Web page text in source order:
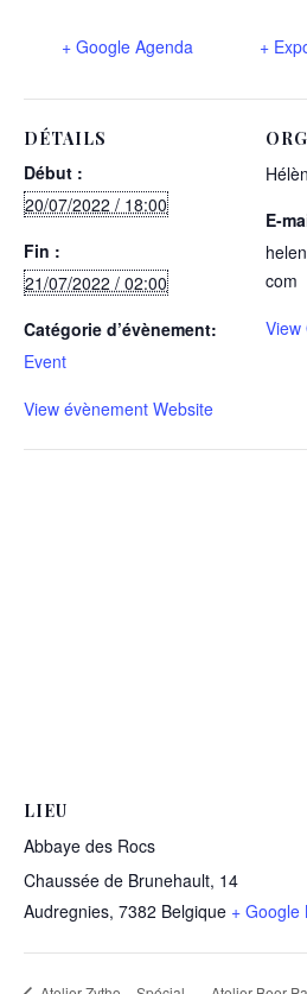
+ Google Agenda +
DÉTAILS
Début :
20/07/2022 / 18:00
Fin :
21/07/2022 / 02:00
Catégorie d’évènement:
Event
View évènement Website
E-
com
View
LIEU
Abbaye des Rocs
Chaussée de Brunehault, 14
Audregnies, 7382 Belgique + Google